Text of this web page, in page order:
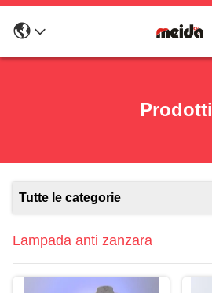
Prodotti
Tutte le categorie
Lampada anti zanzara